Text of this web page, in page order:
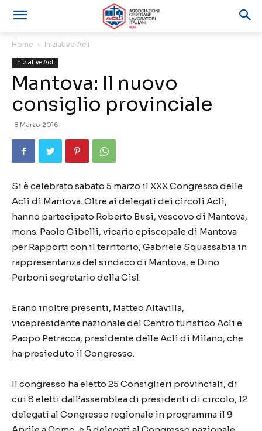
Home Iniziative Acli
Iniziative Acli
Mantova: Il nuovo
consiglio provinciale
8 Marzo 2016
Si è celebrato sabato 5 marzo il XXX Congresso delle
Acli di Mantova. Oltre ai delegati dei circoli Acli,
hanno partecipato Roberto Busi, vescovo di Mantova,
mons. Paolo Gibelli, vicario episcopale di Mantova
per Rapporti con il territorio, Gabriele Squassabia in
rappresentanza del sindaco di Mantova, e Dino
Perboni segretario della Cisl.
Erano inoltre presenti, Matteo Altavilla,
vicepresidente nazionale del Centro turistico Acli e
Paopo Petracca, presidente delle Acli di Milano, che
ha presieduto il Congresso.
Il congresso ha eletto 25 Consiglieri provinciali, di
cui 8 eletti dall’assemblea di presidenti di circolo, 12
delegati al Congresso regionale in programma il 9